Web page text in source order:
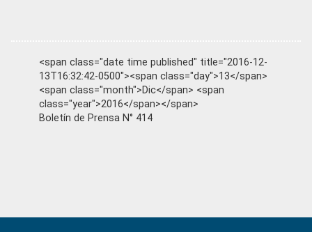
<span class="date time published" title="2016-12-
13T16:32:42-0500"><span class="day">13</span>
<span class="month">Dic</span> <span
class="year">2016</span></span>
Boletín de Prensa N° 414